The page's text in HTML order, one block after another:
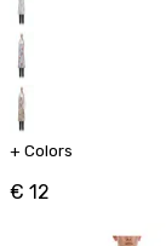
+ Colors
€ 12